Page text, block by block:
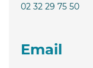
02 32 29 75 50
Email